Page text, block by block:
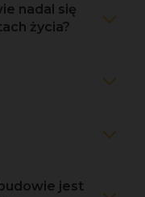
nadal się
życia?
jest